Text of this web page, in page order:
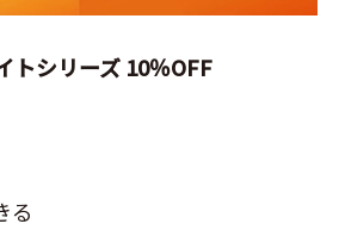
シリーズ 10％OFF
る